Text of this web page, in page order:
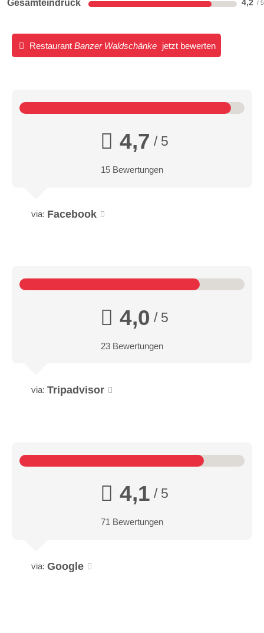
Gesamteindruck 4,2
Restaurant Banzer Waldschänke jetzt bewerten
4,7 / 5
15 Bewertungen
via: Facebook
4,0 / 5
23 Bewertungen
via: Tripadvisor
4,1 / 5
71 Bewertungen
via: Google